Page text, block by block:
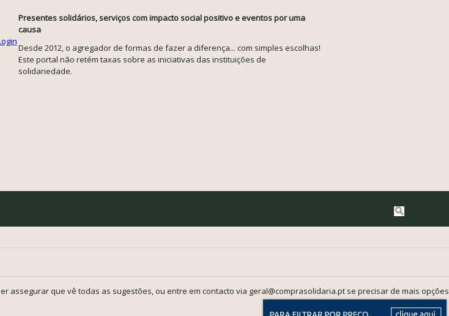
Presentes solidários, serviços com impacto social positivo e eventos por uma
causa
Desde 2012, o agregador de formas de fazer a diferença... com simples escolhas!
Este portal não retém taxas sobre as iniciativas das instituições de
solidariedade.
assegurar que vê todas as sugestões, ou entre em contacto via geral@comprasolidaria.pt se precisar de mais opções